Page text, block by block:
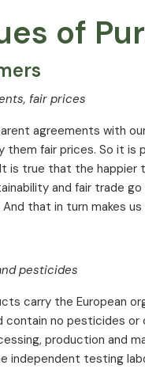
of
fair prices
agreements with
them fair prices. So it
is true that the happier
and fair trade
that in turn makes us
pesticides
carry the European
contain no pesticides or
production and
independent testing